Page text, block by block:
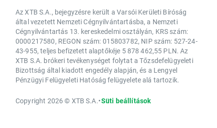
Az XTB S.A., bejegyzésre került a Varsói Kerületi Bíróság
által vezetett Nemzeti Cégnyilvántartásba, a Nemzeti
Cégnyilvántartás 13. kereskedelmi osztályán, KRS szám:
0000217580, REGON szám: 015803782, NIP szám: 527-24-
43-955, teljes befizetett alaptőkéje 5 878 462,55 PLN. Az
XTB S.A. brókeri tevékenységet folytat a Tőzsdefelügyeleti
Bizottság által kiadott engedély alapján, és a Lengyel
Pénzügyi Felügyeleti Hatóság felügyelete alá tartozik.
Copyright 2026 © XTB S.A.•Süti beállítások